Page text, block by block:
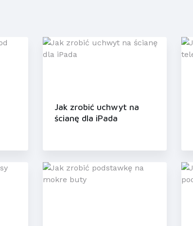
Jak zrobić uchwyt na
ścianę dla iPada